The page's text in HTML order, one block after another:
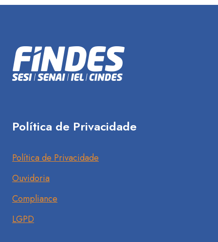
Política de Privacidade
Política de Privacidade
Ouvidoria
Compliance
LGPD